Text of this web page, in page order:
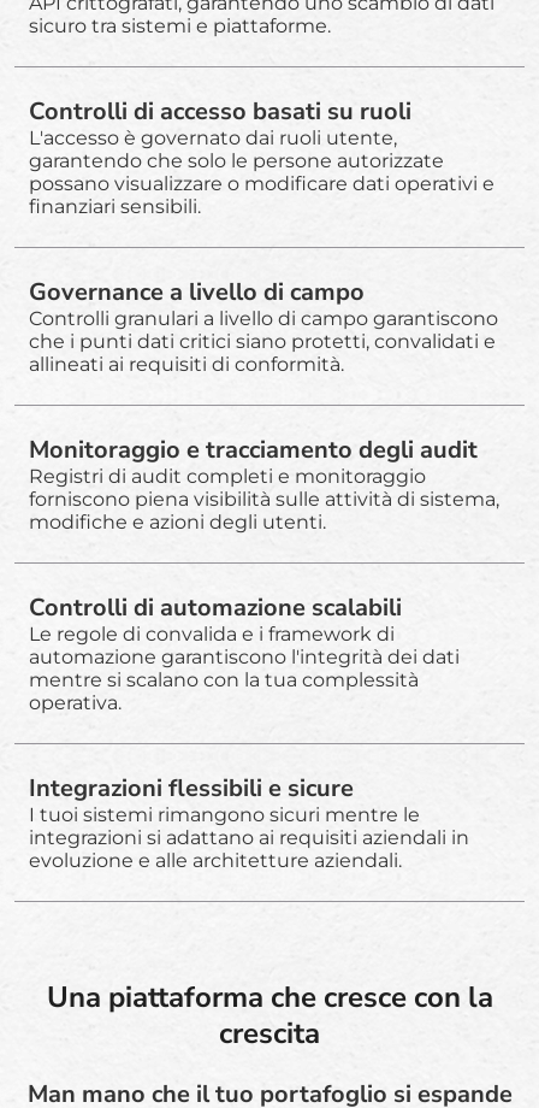
sicuro tra sistemi e piattaforme.
Controlli di accesso basati su ruoli
L'accesso è governato dai ruoli utente,
garantendo che solo le persone autorizzate
possano visualizzare o modificare dati operativi e
finanziari sensibili.
Governance a livello di campo
Controlli granulari a livello di campo garantiscono
che i punti dati critici siano protetti, convalidati e
allineati ai requisiti di conformità.
Monitoraggio e tracciamento degli audit
Registri di audit completi e monitoraggio
forniscono piena visibilità sulle attività di sistema,
modifiche e azioni degli utenti.
Controlli di automazione scalabili
Le regole di convalida e i framework di
automazione garantiscono l'integrità dei dati
mentre si scalano con la tua complessità
operativa.
Integrazioni flessibili e sicure
I tuoi sistemi rimangono sicuri mentre le
integrazioni si adattano ai requisiti aziendali in
evoluzione e alle architetture aziendali.
Una piattaforma che cresce con la
crescita
Man mano che il tuo portafoglio si espande